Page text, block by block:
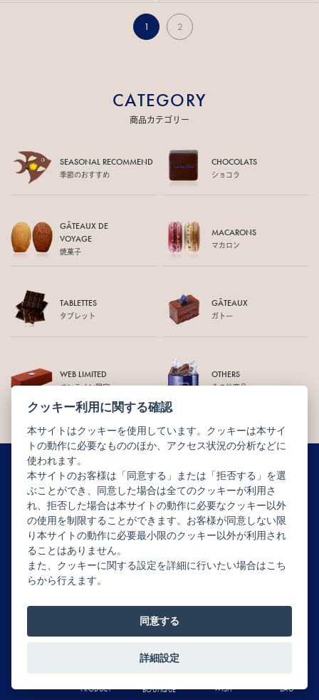
PRODUCT BOUTIQUE WISH BAG
1 2
CATEGORY
商品カテゴリー
SEASONAL RECOMMEND
季節のおすすめ
CHOCOLATS
ショコラ
GÂTEAUX DE
VOYAGE
焼菓子
MACARONS
マカロン
TABLETTES
タブレット
GÂTEAUX
ガトー
WEB LIMITED
オンライン限定
OTHERS
その他商品
ニュースレター配信登録はこちら
Copyright © JEAN-PAUL HÉVIN JAPON All rights reserved.
クッキー利用に関する確認
本サイトはクッキーを使用しています。クッキーは本サイ
トの動作に必要なもののほか、アクセス状況の分析などに
使われます。
本サイトのお客様は「同意する」または「拒否する」を選
ぶことができ、同意した場合は全てのクッキーが利用さ
れ、拒否した場合は本サイトの動作に必要なクッキー以外
の使用を制限することができます。お客様が同意しない限
り本サイトの動作に必要最小限のクッキー以外が利用され
ることはありません。
また、クッキーに関する設定を詳細に行いたい場合はこち
らから行えます。
同意する
詳細設定